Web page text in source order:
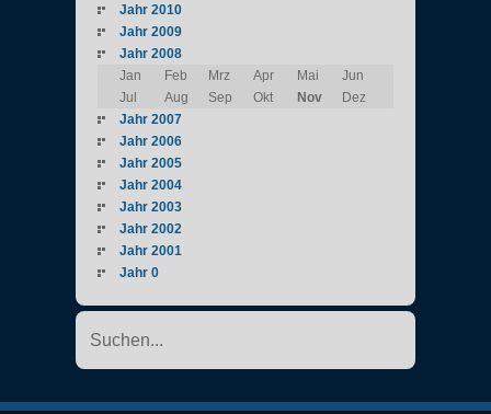
Jahr 2010
Jahr 2009
Jahr 2008
Jan
Feb Mrz Apr Mai
Jun
Jul
Aug Sep Okt Nov
Dez
Jahr 2007
Jahr 2006
Jahr 2005
Jahr 2004
Jahr 2003
Jahr 2002
Jahr 2001
Jahr 0